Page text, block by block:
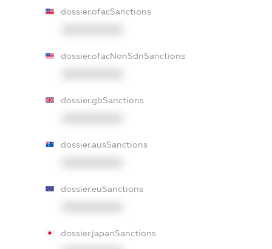
dossier.ofacSanctions
dossier.ofacNonSdnSanctions
dossier.gbSanctions
dossier.ausSanctions
dossier.euSanctions
dossier.japanSanctions